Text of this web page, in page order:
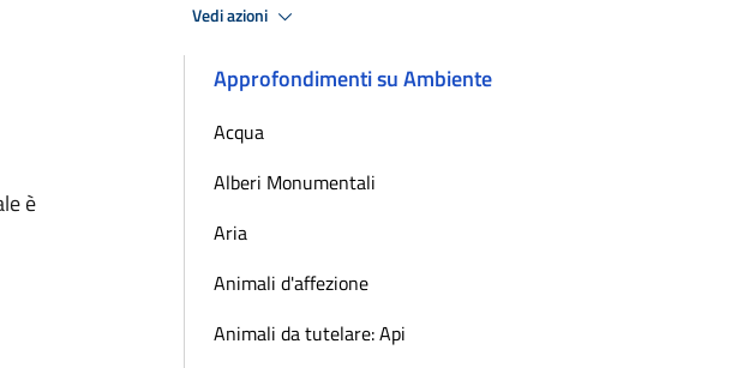
è
Vedi azioni
Approfondimenti su Ambiente
Acqua
Alberi Monumentali
Aria
Animali d'affezione
Animali da tutelare: Api